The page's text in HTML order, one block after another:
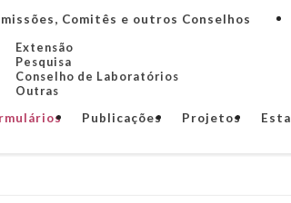
Comitês e outros Conselhos
Extensão
Pesquisa
Conselho de Laboratórios
Outras
Publicações Projetos